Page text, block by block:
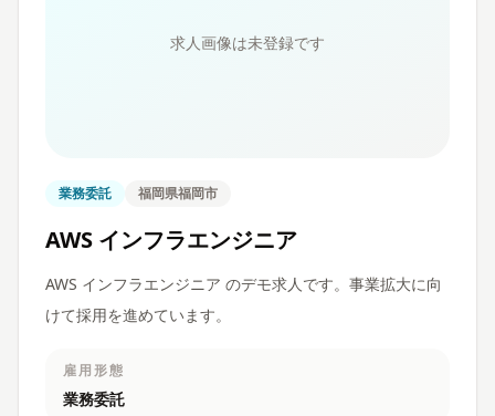
求人画像は未登録です
業務委託 福岡県福岡市
AWS インフラエンジニア
AWS インフラエンジニア のデモ求人です。事業拡大に向
けて採用を進めています。
雇用形態
業務委託